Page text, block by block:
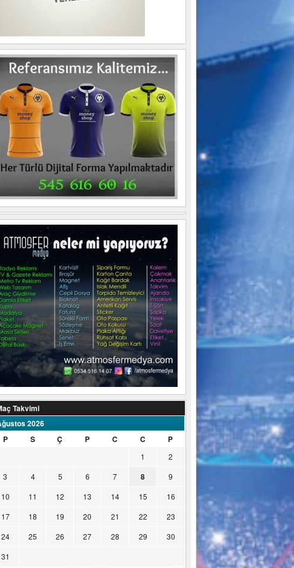
Takvimi
2026
P
S Ç P C C P
1
2
3
4 5 6 7 8
9
10
11 12 13 14 15
16
17
18 19 20 21 22
23
24
25 26 27 28 29
30
31